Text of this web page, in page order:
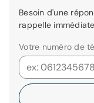
Besoin d'une
rappelle
Votre numéro de